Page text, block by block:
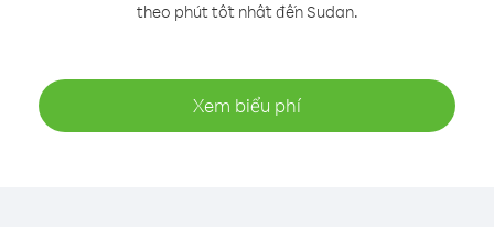
theo phút tốt nhất đến Sudan.
Xem biểu phí